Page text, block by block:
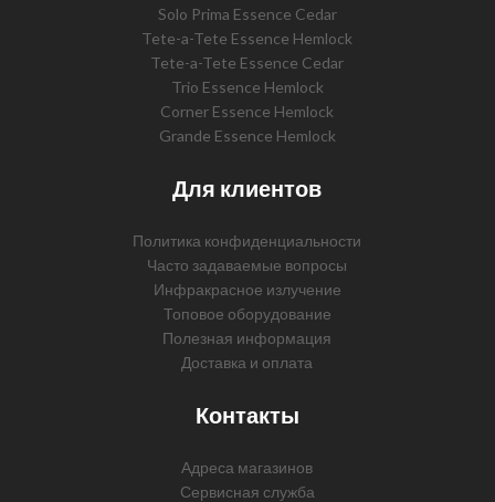
Solo Prima Essence Cedar
Tete-a-Tete Essence Hemlock
Tete-a-Tete Essence Cedar
Trio Essence Hemlock
Corner Essence Hemlock
Grande Essence Hemlock
Для клиентов
Политика конфиденциальности
Часто задаваемые вопросы
Инфракрасное излучение
Топовое оборудование
Полезная информация
Доставка и оплата
Контакты
Адреса магазинов
Сервисная служба